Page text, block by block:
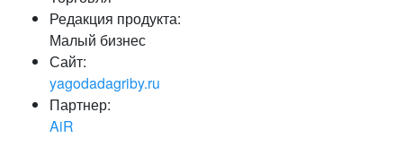
Забыли свой пароль?
Редакция продукта:
Малый бизнес
Сайт:
yagodadagriby.ru
Партнер:
AiR